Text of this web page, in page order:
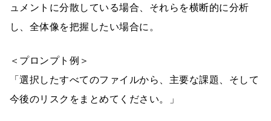
ュメントに分散している場合、それらを横断的に分析
し、全体像を把握したい場合に。
＜プロンプト例＞
「選択したすべてのファイルから、主要な課題、そして
今後のリスクをまとめてください。」